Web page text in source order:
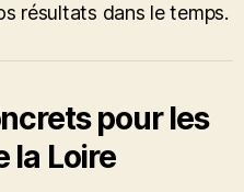
résultats dans le temps.
pour les
la Loire